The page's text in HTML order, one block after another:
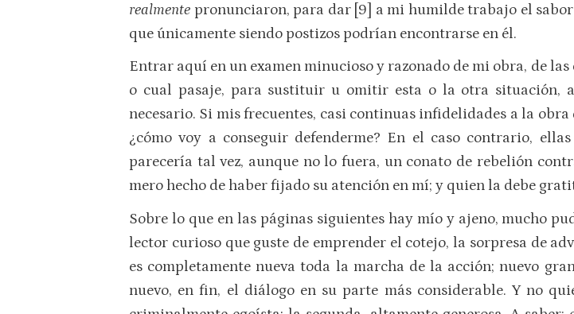
realmente pronunciaron, para dar [9] a mi humilde trabajo el
que únicamente siendo postizos podrían encontrarse en él.
Entrar aquí en un examen minucioso y razonado de mi obra, de
o cual pasaje, para sustituir u omitir esta o la otra situación,
necesario. Si mis frecuentes, casi continuas infidelidades a la
¿cómo voy a conseguir defenderme? En el caso contrario,
parecería tal vez, aunque no lo fuera, un conato de rebelión
mero hecho de haber fijado su atención en mí; y quien la debe
Sobre lo que en las páginas siguientes hay mío y ajeno, mucho
lector curioso que guste de emprender el cotejo, la sorpresa de
es completamente nueva toda la marcha de la acción; nuevo
nuevo, en fin, el diálogo en su parte más considerable. Y no